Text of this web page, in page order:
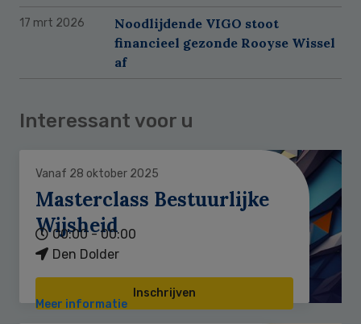
17 mrt 2026
Noodlijdende VIGO stoot
financieel gezonde Rooyse Wissel
af
Interessant voor u
Vanaf 28 oktober 2025
Masterclass Bestuurlijke
Wijsheid
00:00 - 00:00
Den Dolder
Inschrijven
Meer informatie